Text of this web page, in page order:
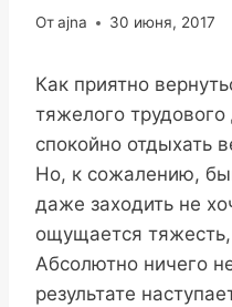
Отajna 30 июня, 2017
Как приятно
тяжелого
спокойно отдыхать
Но, к сожалению,
даже заходить не
ощущается
Абсолютно ничего
результате